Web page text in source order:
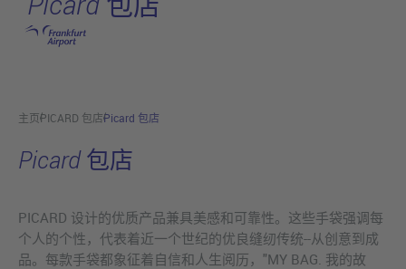
跳转至主页
主页PICARD 包店Picard 包店
Picard 包店
PICARD 设计的优质产品兼具美感和可靠性。这些手袋强调每
个人的个性，代表着近一个世纪的优良缝纫传统--从创意到成
品。每款手袋都象征着自信和人生阅历，"MY BAG. 我的故